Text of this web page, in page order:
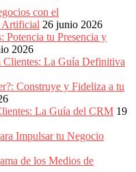
con el
Artificial 26 junio 2026
Potencia tu Presencia y
2026
Clientes: La Guía Definitiva
Construye y Fideliza a tu
La Guía del CRM 19
Impulsar tu Negocio
de los Medios de